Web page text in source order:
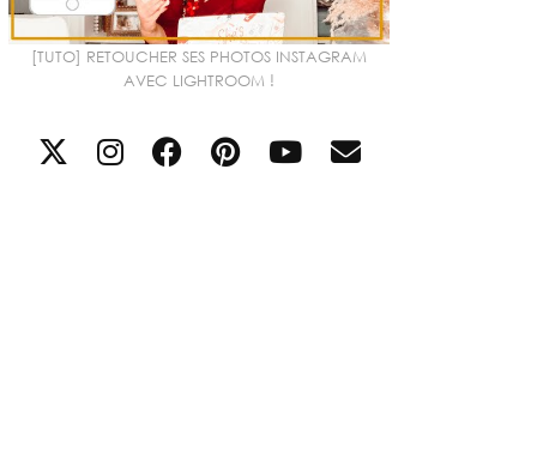
[TUTO] RETOUCHER SES PHOTOS INSTAGRAM
AVEC LIGHTROOM !